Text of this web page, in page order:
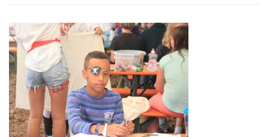
IMPRESSUM